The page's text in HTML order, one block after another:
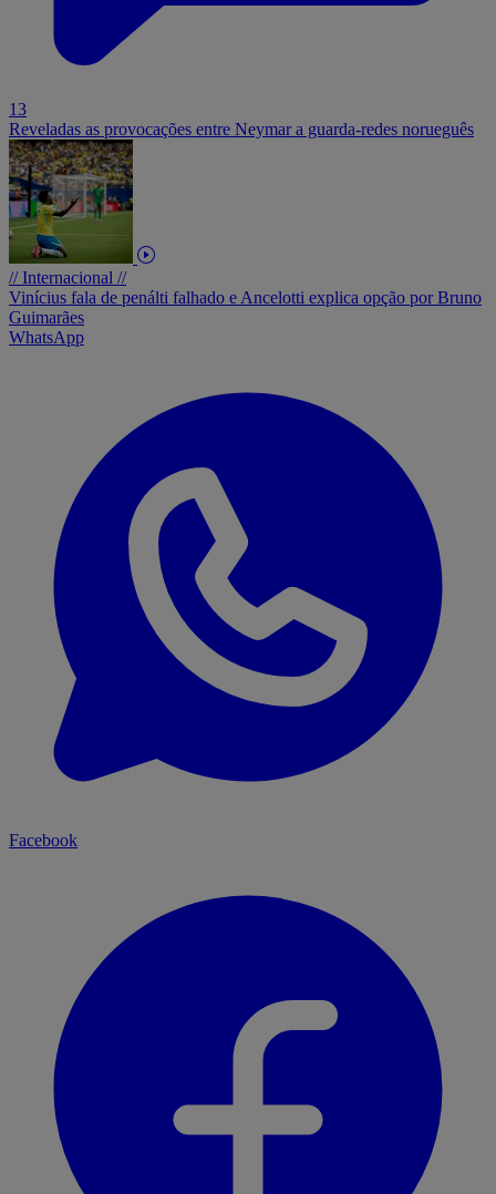
13
Reveladas as provocações entre Neymar a guarda-redes norueguês
// Internacional //
Vinícius fala de penálti falhado e Ancelotti explica opção por Bruno
Guimarães
WhatsApp
Facebook